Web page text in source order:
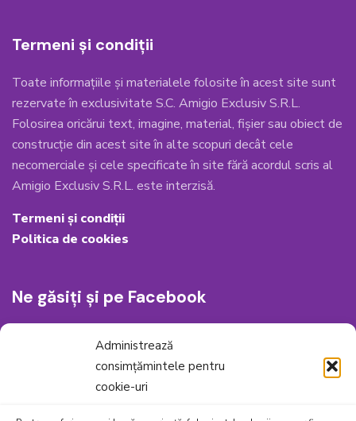
Administrează
consimțămintele pentru
cookie-uri
Termeni și condiții
Toate informațiile și materialele folosite în acest site sunt
rezervate în exclusivitate S.C. Amigio Exclusiv S.R.L.
Folosirea oricărui text, imagine, material, fișier sau obiect de
construcție din acest site în alte scopuri decât cele
necomerciale și cele specificate în site fără acordul scris al
Amigio Exclusiv S.R.L. este interzisă.
Termeni și condiții
Politica de cookies
Ne găsiți și pe Facebook